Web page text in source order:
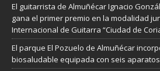
El guitarrista de Almuñécar Ignacio
gana el primer premio en la modalidad
Internacional de Guitarra “Ciudad de
El parque El Pozuelo de Almuñécar
biosaludable equipada con seis